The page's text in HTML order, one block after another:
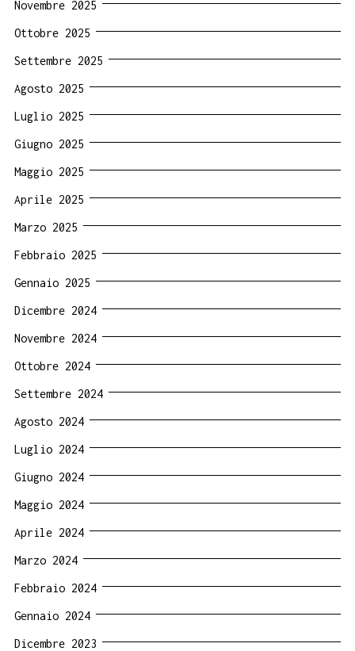
Novembre 2025
Ottobre 2025
Settembre 2025
Agosto 2025
Luglio 2025
Giugno 2025
Maggio 2025
Aprile 2025
Marzo 2025
Febbraio 2025
Gennaio 2025
Dicembre 2024
Novembre 2024
Ottobre 2024
Settembre 2024
Agosto 2024
Luglio 2024
Giugno 2024
Maggio 2024
Aprile 2024
Marzo 2024
Febbraio 2024
Gennaio 2024
Dicembre 2023